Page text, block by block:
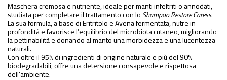
Maschera cremosa e nutriente, ideale per manti infeltriti o annodati,
studiata per completare il trattamento con loShampoo Restore Caress.
La sua formula, a base di Eritritolo e Avena fermentata, nutre in
profondità e favorisce l’equilibrio del microbiota cutaneo, migliorando
la pettinabilità e donando al manto una morbidezza e una lucentezza
naturali.
Con oltre il 95% di ingredienti di origine naturale e più del 90%
biodegradabili, offre una detersione consapevole e rispettosa
dell’ambiente.